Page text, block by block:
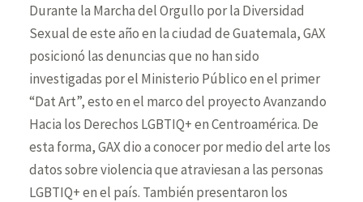
Durante la Marcha del Orgullo por la Diversidad
Sexual de este año en la ciudad de Guatemala, GAX
posicionó las denuncias que no han sido
investigadas por el Ministerio Público en el primer
“Dat Art”, esto en el marco del proyecto Avanzando
Hacia los Derechos LGBTIQ+ en Centroamérica. De
esta forma, GAX dio a conocer por medio del arte los
datos sobre violencia que atraviesan a las personas
LGBTIQ+ en el país. También presentaron los